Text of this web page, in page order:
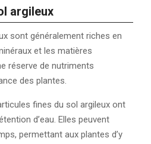
argileux
sont généralement riches en
et les matières
réserve de nutriments
des plantes.
fines du sol argileux ont
d’eau. Elles peuvent
permettant aux plantes d’y